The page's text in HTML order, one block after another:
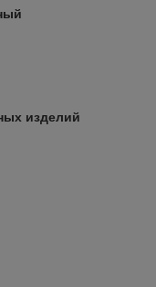
изделий